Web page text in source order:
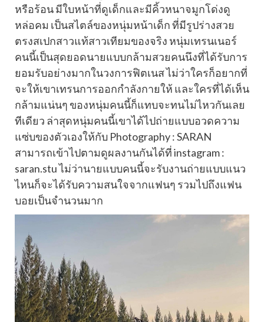
หรือร้อน มีใบหน้าที่ดูเด็กและมีคิ้วหนาจมูกโด่งดู
หล่อคม เป็นสไตล์ของหนุ่มหน้าเด็ก ที่มีรูปร่างสวย
ตรงสเปกสาวแท้สาวเทียมของจริง หนุ่มเทรนเนอร์
คนนี้เป็นสุดยอดนายแบบกล้ามสวยคนนึงที่ได้รับการ
ยอมรับอย่างมากในวงการฟิตเนส ไม่ว่าใครก็อยากที่
จะให้เขาเทรนการออกกำลังกายให้ และใครที่ได้เห็น
กล้ามแน่นๆ ของหนุ่มคนนี้ก็แทบจะทนไม่ไหวกันเลย
ทีเดียว ล่าสุดหนุ่มคนนี้เขาได้ไปถ่ายแบบอวดความ
แซ่บของตัวเองให้กับ Photography : SARAN
สามารถเข้าไปตามดูผลงานกันได้ที่ instagram :
saran.stu ไม่ว่านายแบบคนนี้จะรับงานถ่ายแบบแนว
ไหนก็จะได้รับความสนใจจากแฟนๆ รวมไปถึงแฟน
บอยเป็นจำนวนมาก